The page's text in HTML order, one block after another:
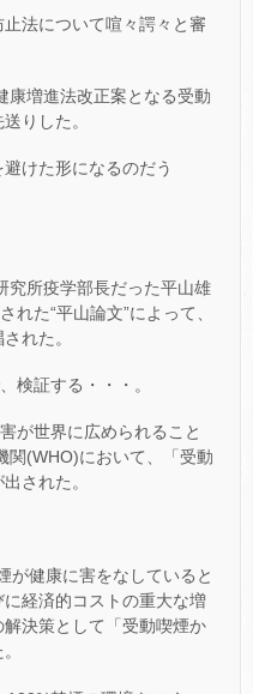
法について喧々諤々と審
康増進法改正案となる受動
りした。
けた形になるのだう
究所疫学部長だった平山雄
れた“平山論文”によって、
れた。
検証する・・・。
が世界に広められること
関(WHO)において、「受動
された。
が健康に害をなしていると
経済的コストの重大な増
決策として「受動喫煙か